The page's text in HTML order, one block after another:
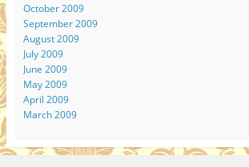
October 2009
September 2009
August 2009
July 2009
June 2009
May 2009
April 2009
March 2009